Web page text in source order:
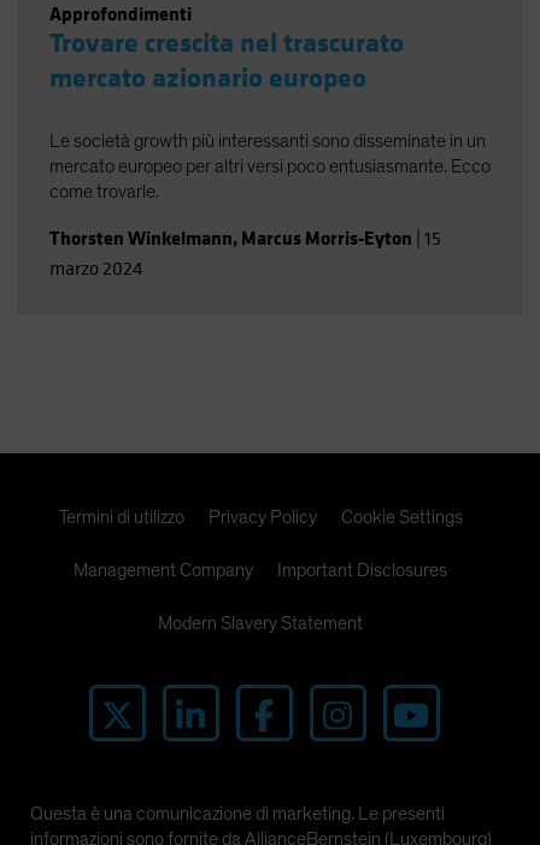
Approfondimenti
Trovare crescita nel trascurato
mercato azionario europeo
Le società growth più interessanti sono disseminate in un
mercato europeo per altri versi poco entusiasmante. Ecco
come trovarle.
Thorsten Winkelmann, Marcus Morris-Eyton 15
marzo 2024
Termini di utilizzo Privacy Policy Cookie Settings
Management Company Important Disclosures
Modern Slavery Statement
Questa è una comunicazione di marketing. Le presenti
informazioni sono fornite da AllianceBernstein (Luxembourg)